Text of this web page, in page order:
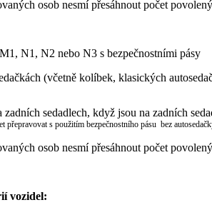
osob nesmí přesáhnout počet
N1, N2 nebo N3 s bezpečnostními pásy
(včetně kolíbek, klasických
zadních sedadlech, když jsou na zadních
přepravovat s použitím bezpečnostního pásu bez
osob nesmí přesáhnout počet
vozidel: